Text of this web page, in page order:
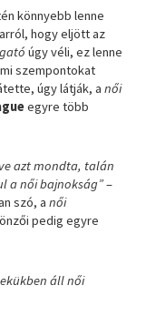
könnyebb lenne
hogy eljött az
úgy véli, ez lenne
szempontokat
úgy látják, a női
egyre több
azt mondta, talán
a női bajnokság”–
szó, anői
pedig egyre
áll női